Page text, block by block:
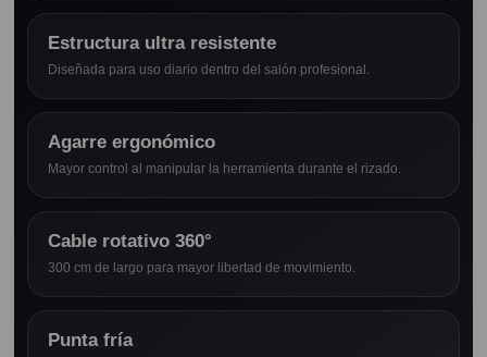
Estructura ultra resistente
Diseñada para uso diario dentro del salón profesional.
Agarre ergonómico
Mayor control al manipular la herramienta durante el rizado.
Cable rotativo 360°
300 cm de largo para mayor libertad de movimiento.
Punta fría